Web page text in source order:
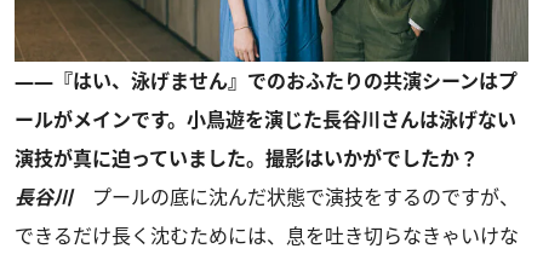
――『はい、泳げません』でのおふたりの共演シーンはプ
ールがメインです。小鳥遊を演じた長谷川さんは泳げない
演技が真に迫っていました。撮影はいかがでしたか？
長谷川プールの底に沈んだ状態で演技をするのですが、
できるだけ長く沈むためには、息を吐き切らなきゃいけな